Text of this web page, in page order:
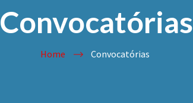
Convocatórias
Home Convocatórias